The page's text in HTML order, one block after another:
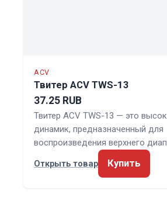
ACV
Твитер ACV TWS-13
37.25 RUB
Твитер ACV TWS-13 — это
динамик, предназначенный для
воспроизведения верхнего
Открыть товар
Купить